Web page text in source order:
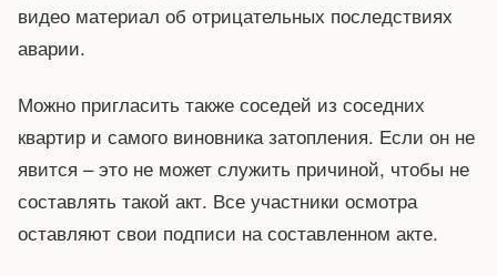
видео материал об отрицательных последствиях
аварии.
Можно пригласить также соседей из соседних
квартир и самого виновника затопления. Если он не
явится – это не может служить причиной, чтобы не
составлять такой акт. Все участники осмотра
оставляют свои подписи на составленном акте.